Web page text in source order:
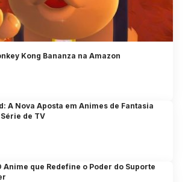
Kong Bananza na Amazon
A Nova Aposta em Animes de Fantasia
de TV
Anime que Redefine o Poder do Suporte